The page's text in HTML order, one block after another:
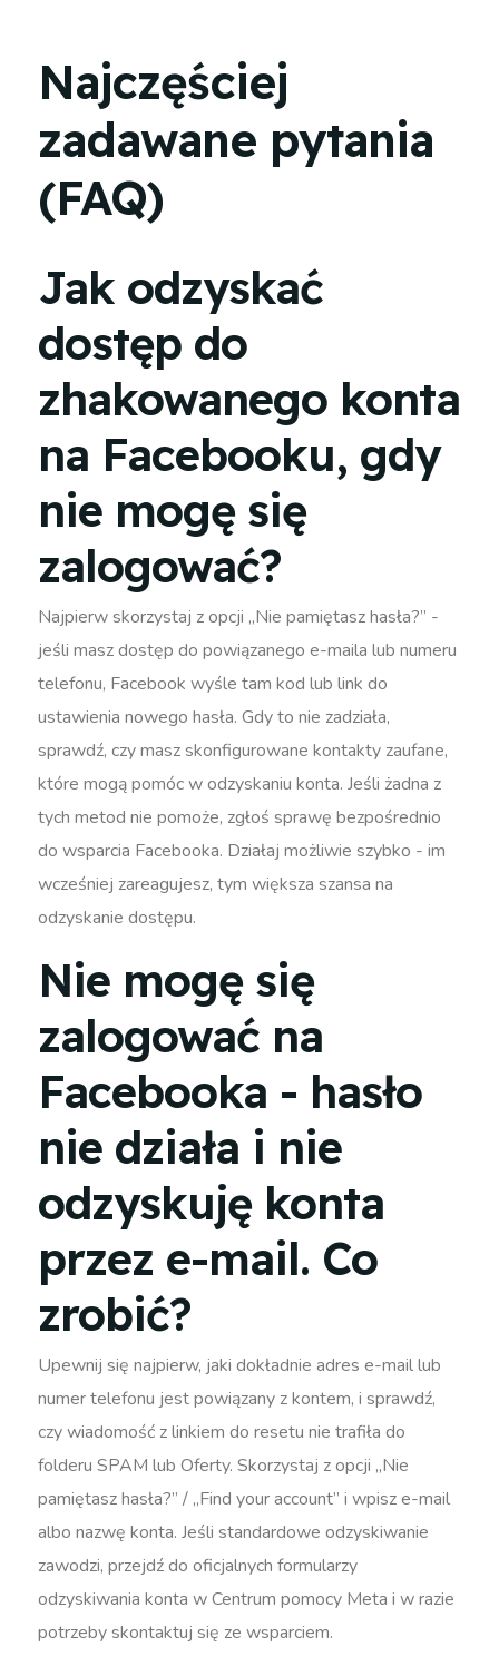
Najczęściej
zadawane pytania
(FAQ)
Jak odzyskać
dostęp do
zhakowanego konta
na Facebooku, gdy
nie mogę się
zalogować?
Najpierw skorzystaj z opcji „Nie pamiętasz hasła?” -
jeśli masz dostęp do powiązanego e-maila lub numeru
telefonu, Facebook wyśle tam kod lub link do
ustawienia nowego hasła. Gdy to nie zadziała,
sprawdź, czy masz skonfigurowane kontakty zaufane,
które mogą pomóc w odzyskaniu konta. Jeśli żadna z
tych metod nie pomoże, zgłoś sprawę bezpośrednio
do wsparcia Facebooka. Działaj możliwie szybko - im
wcześniej zareagujesz, tym większa szansa na
odzyskanie dostępu.
Nie mogę się
zalogować na
Facebooka - hasło
nie działa i nie
odzyskuję konta
przez e-mail. Co
zrobić?
Upewnij się najpierw, jaki dokładnie adres e-mail lub
numer telefonu jest powiązany z kontem, i sprawdź,
czy wiadomość z linkiem do resetu nie trafiła do
folderu SPAM lub Oferty. Skorzystaj z opcji „Nie
pamiętasz hasła?” / „Find your account” i wpisz e-mail
albo nazwę konta. Jeśli standardowe odzyskiwanie
zawodzi, przejdź do oficjalnych formularzy
odzyskiwania konta w Centrum pomocy Meta i w razie
potrzeby skontaktuj się ze wsparciem.